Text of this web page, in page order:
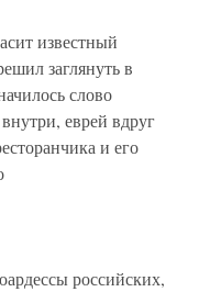
известный
заглянуть в
слово
еврей вдруг
и его
российских,